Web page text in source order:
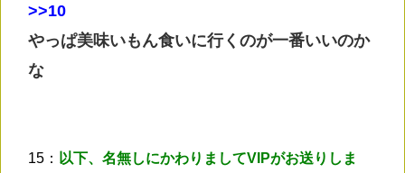
>>10
やっぱ美味いもん食いに行くのが一番いいのか
な
15： 以下、名無しにかわりましてVIPがお送りしま